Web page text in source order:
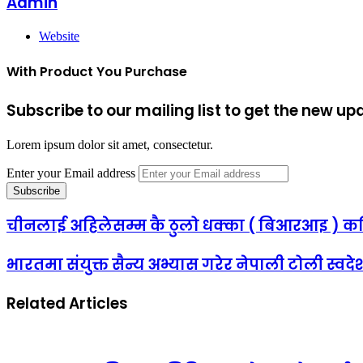
Website
With Product You Purchase
Subscribe to our mailing list to get the new
Lorem ipsum dolor sit amet, consectetur.
Enter your Email address
चीनलाई अहिलेसम्म कै ठुलो धक्का ( बिआरआइ )
भारतमा संयुक्त सैन्य अभ्यास गरेर नेपाली टोली स्वदेश
Related Articles